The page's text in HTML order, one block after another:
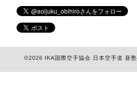
©2026 IKA国際空手協会 日本空手道 葵塾